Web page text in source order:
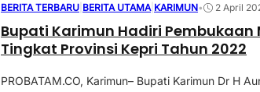
BERITA TERBARU BERITA UTAMA KARIMUN• 2 April
Bupati Karimun Hadiri Pembukaan
Tingkat Provinsi Kepri Tahun 2022
PROBATAM.CO, Karimun– Bupati Karimun Dr H